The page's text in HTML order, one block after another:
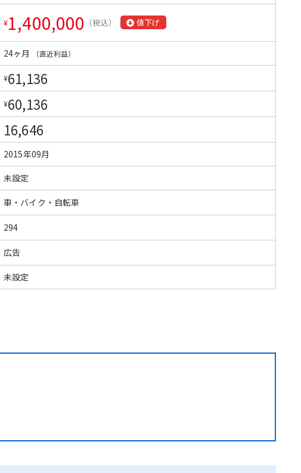
¥1,400,000 （税込） 値下げ
24ヶ月 （直近利益）
¥61,136
¥60,136
16,646
2015年09月
未設定
車・バイク・自転車
294
広告
未設定